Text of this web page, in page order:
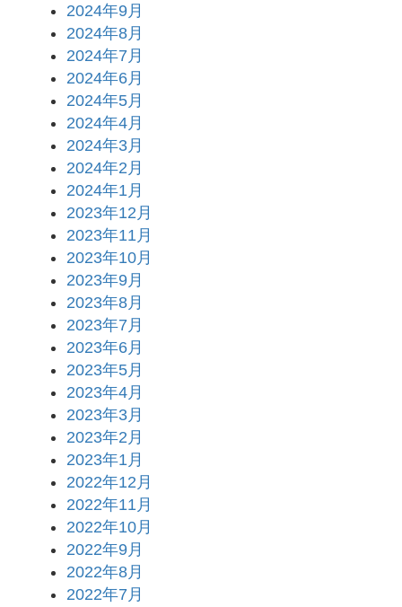
2024年9月
2024年8月
2024年7月
2024年6月
2024年5月
2024年4月
2024年3月
2024年2月
2024年1月
2023年12月
2023年11月
2023年10月
2023年9月
2023年8月
2023年7月
2023年6月
2023年5月
2023年4月
2023年3月
2023年2月
2023年1月
2022年12月
2022年11月
2022年10月
2022年9月
2022年8月
2022年7月